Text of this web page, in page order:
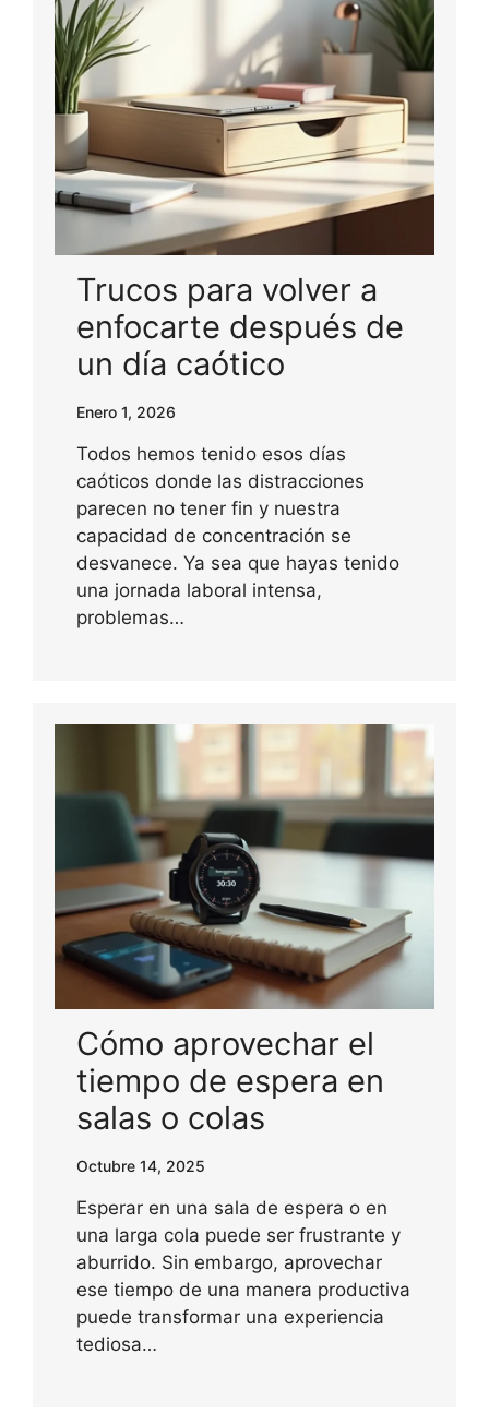
Trucos para volver a
enfocarte después de
un día caótico
Enero 1, 2026
Todos hemos tenido esos días
caóticos donde las distracciones
parecen no tener fin y nuestra
capacidad de concentración se
desvanece. Ya sea que hayas tenido
una jornada laboral intensa,
problemas…
Cómo aprovechar el
tiempo de espera en
salas o colas
Octubre 14, 2025
Esperar en una sala de espera o en
una larga cola puede ser frustrante y
aburrido. Sin embargo, aprovechar
ese tiempo de una manera productiva
puede transformar una experiencia
tediosa…